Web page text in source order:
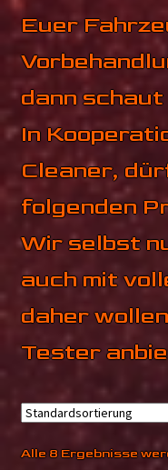
Tools
Zubehör
CRZYSQD
Partner
Mein Konto
Fotokiste
Euer
dann schaut
In
Cleaner,
folgenden
Wir selbst
auch mit
daher
Tester
Alle 8 Ergebnisse